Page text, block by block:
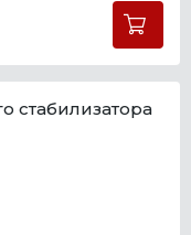
стабилизатора